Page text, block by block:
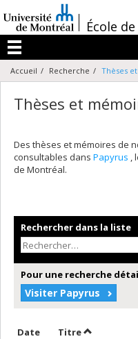
au
contenu
/École de
Menu
Accueil Recherche Thèses
Thèses et
Des thèses et mémoires de
consultables dans Papyrus ,
de Montréal.
Rechercher dans la liste
Pour une recherche
Visiter Papyrus
Date Trier par date en
TitreTrier par